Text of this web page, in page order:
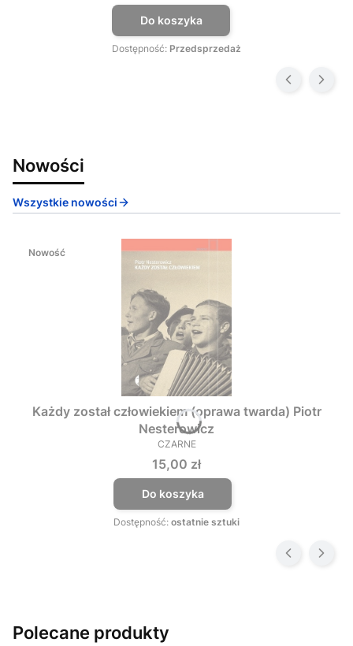
Do koszyka
Dostępność: Przedsprzedaż
Nowości
Wszystkie nowości
Nowość
Każdy został człowiekiem (oprawa twarda) Piotr
Nesterowicz
PRODUCENT
CZARNE
Cena
15,00 zł
Do koszyka
Dostępność: ostatnie sztuki
Polecane produkty